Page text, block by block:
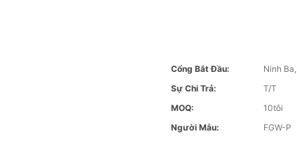
Cổng Bắt Đầu:
Ninh
Sự Chi Trả:
T/T
MOQ:
10tôi
Người Mẫu:
FGW-P